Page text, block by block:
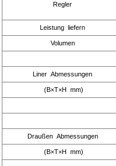
Regler
Leistung liefern
Volumen
Liner Abmessungen
(B×T×H mm)
Draußen Abmessungen
(B×T×H mm)